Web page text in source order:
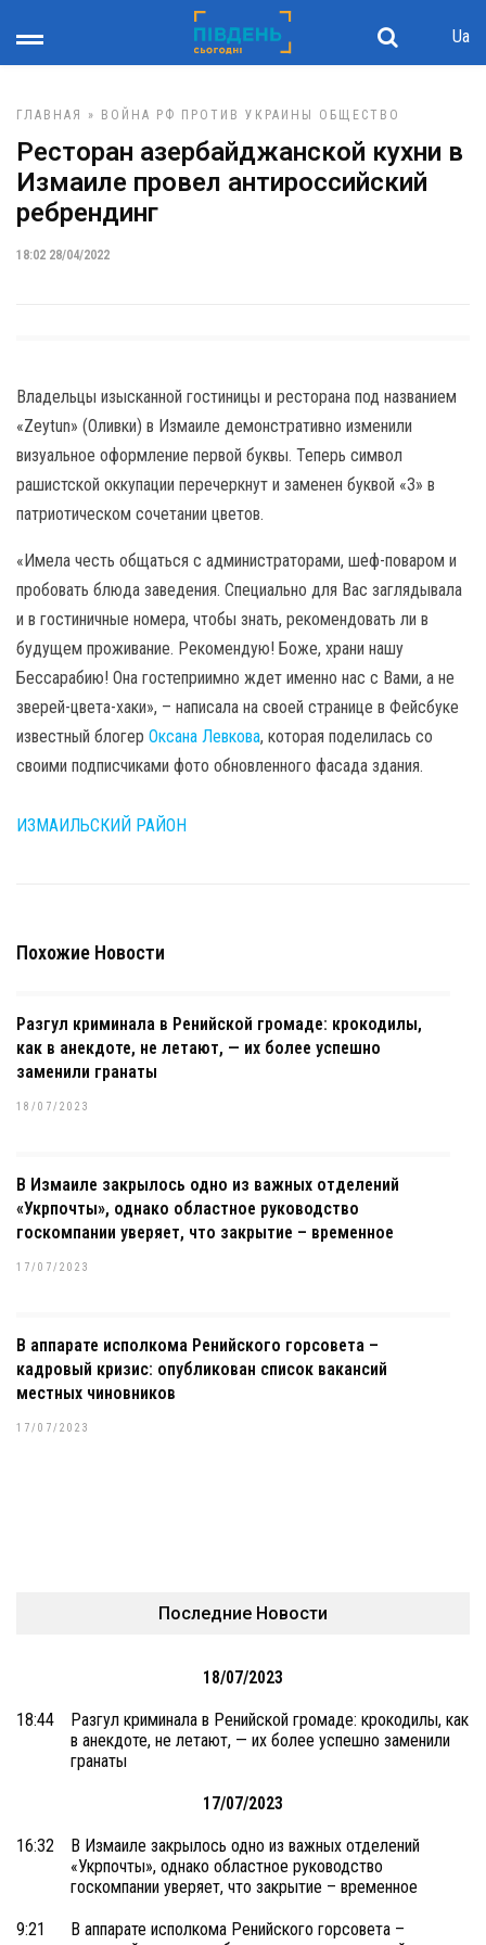
Ua
ГЛАВНАЯ » ВОЙНА РФ ПРОТИВ УКРАИНЫ ОБЩЕСТВО
Ресторан азербайджанской кухни в
Измаиле провел антироссийский
ребрендинг
18:02 28/04/2022
Владельцы изысканной гостиницы и ресторана под названием
«Zeytun» (Оливки) в Измаиле демонстративно изменили
визуальное оформление первой буквы. Теперь символ
рашистской оккупации перечеркнут и заменен буквой «З» в
патриотическом сочетании цветов.
«Имела честь общаться с администраторами, шеф-поваром и
пробовать блюда заведения. Специально для Вас заглядывала
и в гостиничные номера, чтобы знать, рекомендовать ли в
будущем проживание. Рекомендую! Боже, храни нашу
Бессарабию! Она гостеприимно ждет именно нас с Вами, а не
зверей-цвета-хаки», – написала на своей странице в Фейсбуке
известный блогер Оксана Левкова, которая поделилась со
своими подписчиками фото обновленного фасада здания.
ИЗМАИЛЬСКИЙ РАЙОН
Похожие Новости
Разгул криминала в Ренийской громаде: крокодилы,
как в анекдоте, не летают, — их более успешно
заменили гранаты
18/07/2023
В Измаиле закрылось одно из важных отделений
«Укрпочты», однако областное руководство
госкомпании уверяет, что закрытие – временное
17/07/2023
В аппарате исполкома Ренийского горсовета –
кадровый кризис: опубликован список вакансий
местных чиновников
17/07/2023
Последние Новости
18/07/2023
18:44
Разгул криминала в Ренийской громаде: крокодилы, как
в анекдоте, не летают, — их более успешно заменили
гранаты
17/07/2023
16:32
В Измаиле закрылось одно из важных отделений
«Укрпочты», однако областное руководство
госкомпании уверяет, что закрытие – временное
9:21
В аппарате исполкома Ренийского горсовета –